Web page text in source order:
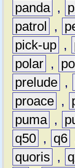
panda ,
patrol
,
pick-up ,
polar ,
prelude ,
proace ,
puma ,
q50 , q6
quoris
,